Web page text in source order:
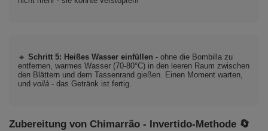
🔹 Schritt 5: Heißes Wasser einfüllen - ohne die Bombilla zu
entfernen, warmes Wasser (70-80°C) in den leeren Raum zwischen
den Blättern und dem Tassenrand gießen. Einen Moment warten,
und voilà - das Getränk ist fertig.
Zubereitung von Chimarrão - Invertido-Methode 🔄